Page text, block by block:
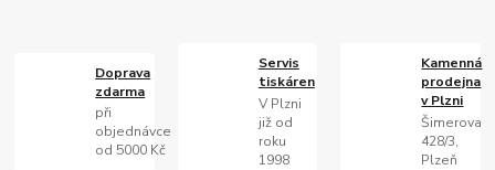
Doprava
zdarma
při
objednávce
od 5000 Kč
Servis
tiskáren
V Plzni
již od
roku
1998
Kamenná
prodejna
v Plzni
Šimerova
428/3,
Plzeň